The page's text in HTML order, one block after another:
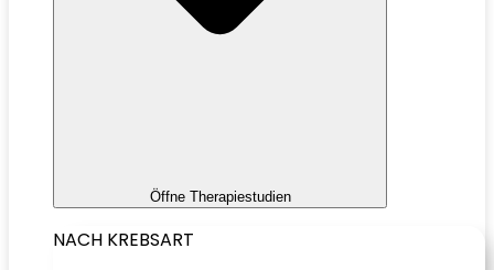
Öffne Therapiestudien
NACH KREBSART